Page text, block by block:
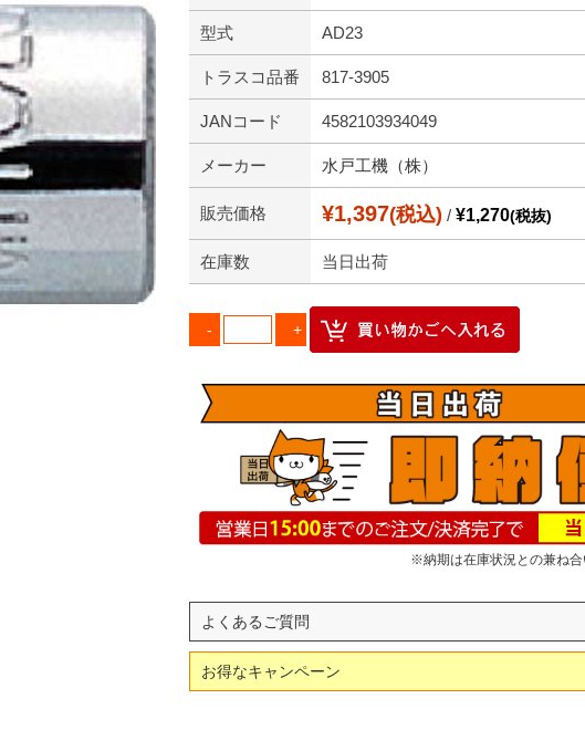
型式 AD23
トラスコ品番 817-3905
JANコード 4582103934049
メーカー 水戸工機（株）
販売価格 ¥1,397(税込) / ¥1,270(税抜)
在庫数 当日出荷
※納期は在庫状況との兼ね合
よくあるご質問
お得なキャンペーン